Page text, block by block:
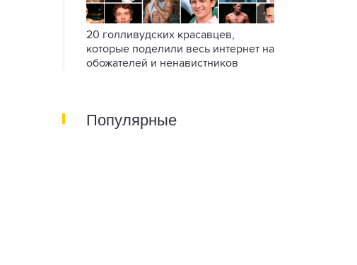
20 голливудских красавцев,
которые поделили весь интернет на
обожателей и ненавистников
Популярные